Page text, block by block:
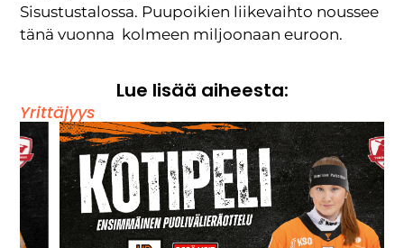
Sisustustalossa. Puupoikien liikevaihto noussee
tänä vuonna kolmeen miljoonaan euroon.
Lue lisää aiheesta:
Yrittäjyys